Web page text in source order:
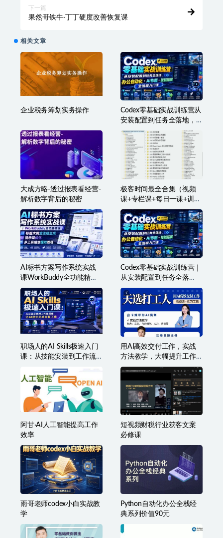
下一篇
果然哥铁牛·丁丁硬度改善恢复课
相关文章
企业税务筹划实务操作
Codex零基础实战训练营从
安装配置到任务全落地，
办公自动化・AI作图・技
能拓展全流程入门课
大成方略-透过报表看经营-
解析数字背后的秘密
极客时间最全合集（视频
课+专栏课+每日一课+训练
营等
AI标书方案写作系统实战
课WorkBuddy全功能精
讲・标题大纲全流程生
成・提示词优化・多工具
组合提效教程
Codex零基础实战训练营｜
从安装配置到任务全落
地，办公自动化・AI作
图・技能拓展全流程入门
职场人的AI Skills极速入门
课：从技能安装到工作流
工作
用AI高效交付工作，实战
方法教学，大幅提升工作
效率
阿甘·AI人工智能提高工作
效率
短视频财税行业获客文案
必修课
雨哥老师codex小白实战教
学
Python自动化办公全栈经
典系列价值90元